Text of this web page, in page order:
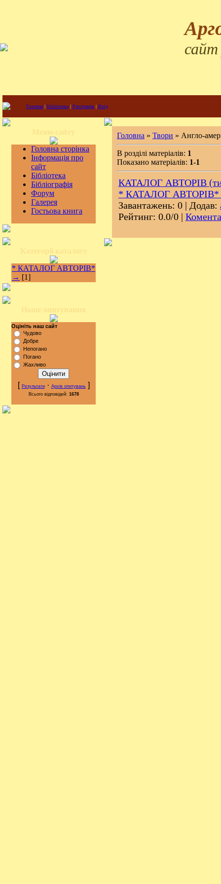
сайт
Головна | Бібліотека | Реєстрація | Вхід
Головна сторінка
Інформація про
сайт
Бібліотека
Бібліографія
Форум
Галерея
Гостьова книга
* КАТАЛОГ АВТОРІВ*
→ [1]
Оцініть наш сайт
Чудово
Добре
Непогано
Погано
Жахливо
[ Результати· Архів опитувань]
Всього відповідей: 1678
Головна » Твори » Англо-
В розділі матеріалів: 1
Показано матеріалів: 1-1
КАТАЛОГ АВТОРІВ
* КАТАЛОГ
Завантажень: 0 | Додав:
Рейтинг: 0.0/0 |